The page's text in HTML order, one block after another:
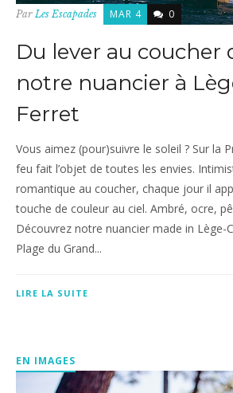
Par Les Escapades MAR 4 0
Du lever au coucher
notre nuancier à
Ferret
Vous aimez (pour)suivre le soleil ? Sur la
feu fait l’objet de toutes les envies.
romantique au coucher, chaque jour il
touche de couleur au ciel. Ambré, ocre,
Découvrez notre nuancier made in
Plage du Grand...
LIRE LA SUITE
EN IMAGES